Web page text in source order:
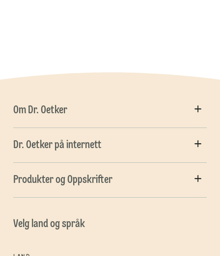
Om Dr. Oetker
Dr. Oetker på internett
Produkter og Oppskrifter
Velg land og språk